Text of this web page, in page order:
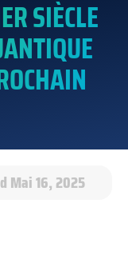
SIÈCLE
Mai 16, 2025